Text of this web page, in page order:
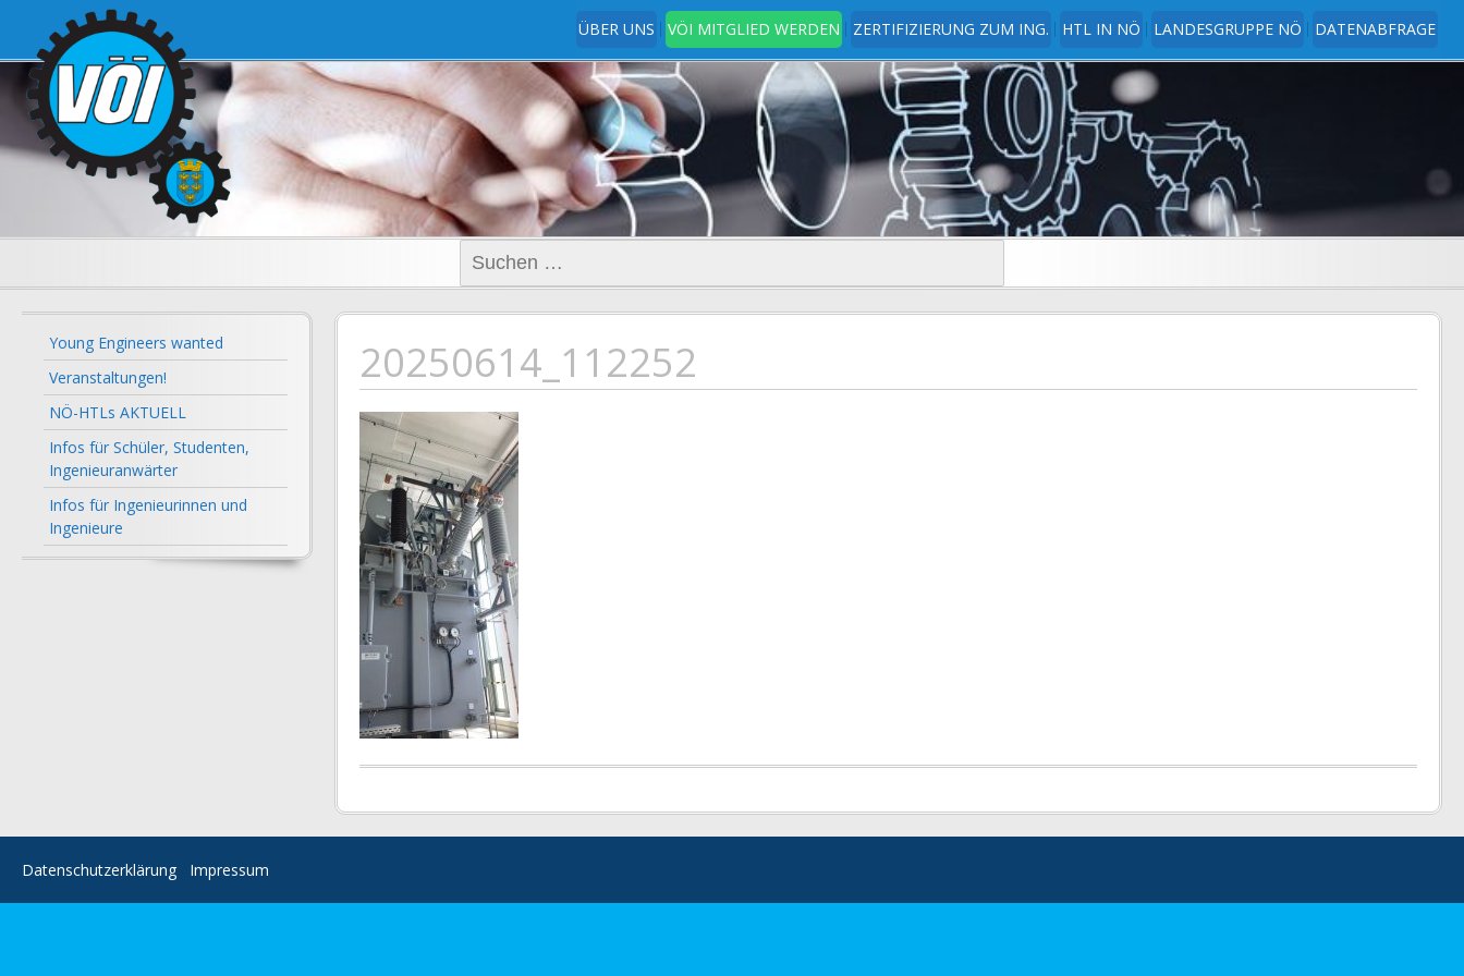
ÜBER UNS VÖI MITGLIED WERDEN ZERTIFIZIERUNG ZUM ING. HTL IN NÖ LANDESGRUPPE NÖ DATENABFRAGE
voi-noe.at www.ingenieurverein.at
Suchen
nach:
20250614_112252
Young Engineers wanted
Veranstaltungen!
NÖ-HTLs AKTUELL
Infos für Schüler, Studenten,
Ingenieuranwärter
Infos für Ingenieurinnen und
Ingenieure
Datenschutzerklärung Impressum